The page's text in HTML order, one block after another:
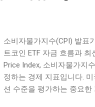
소비자물가지수(CPI) 발표
트코인 ETF 자금 흐름과
Price Index, 소비자물가지
정하는 경제 지표입니다.
션 수준을 평가하는 중요한